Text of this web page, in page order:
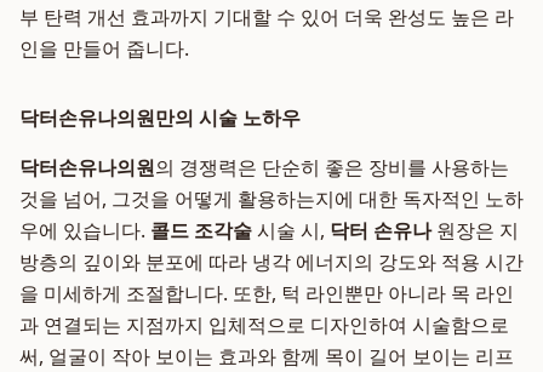
부 탄력 개선 효과까지 기대할 수 있어 더욱 완성도 높은 라
인을 만들어 줍니다.
닥터손유나의원만의 시술 노하우
닥터손유나의원의 경쟁력은 단순히 좋은 장비를 사용하는
것을 넘어, 그것을 어떻게 활용하는지에 대한 독자적인 노하
우에 있습니다. 콜드 조각술시술 시, 닥터 손유나원장은 지
방층의 깊이와 분포에 따라 냉각 에너지의 강도와 적용 시간
을 미세하게 조절합니다. 또한, 턱 라인뿐만 아니라 목 라인
과 연결되는 지점까지 입체적으로 디자인하여 시술함으로
써, 얼굴이 작아 보이는 효과와 함께 목이 길어 보이는 리프